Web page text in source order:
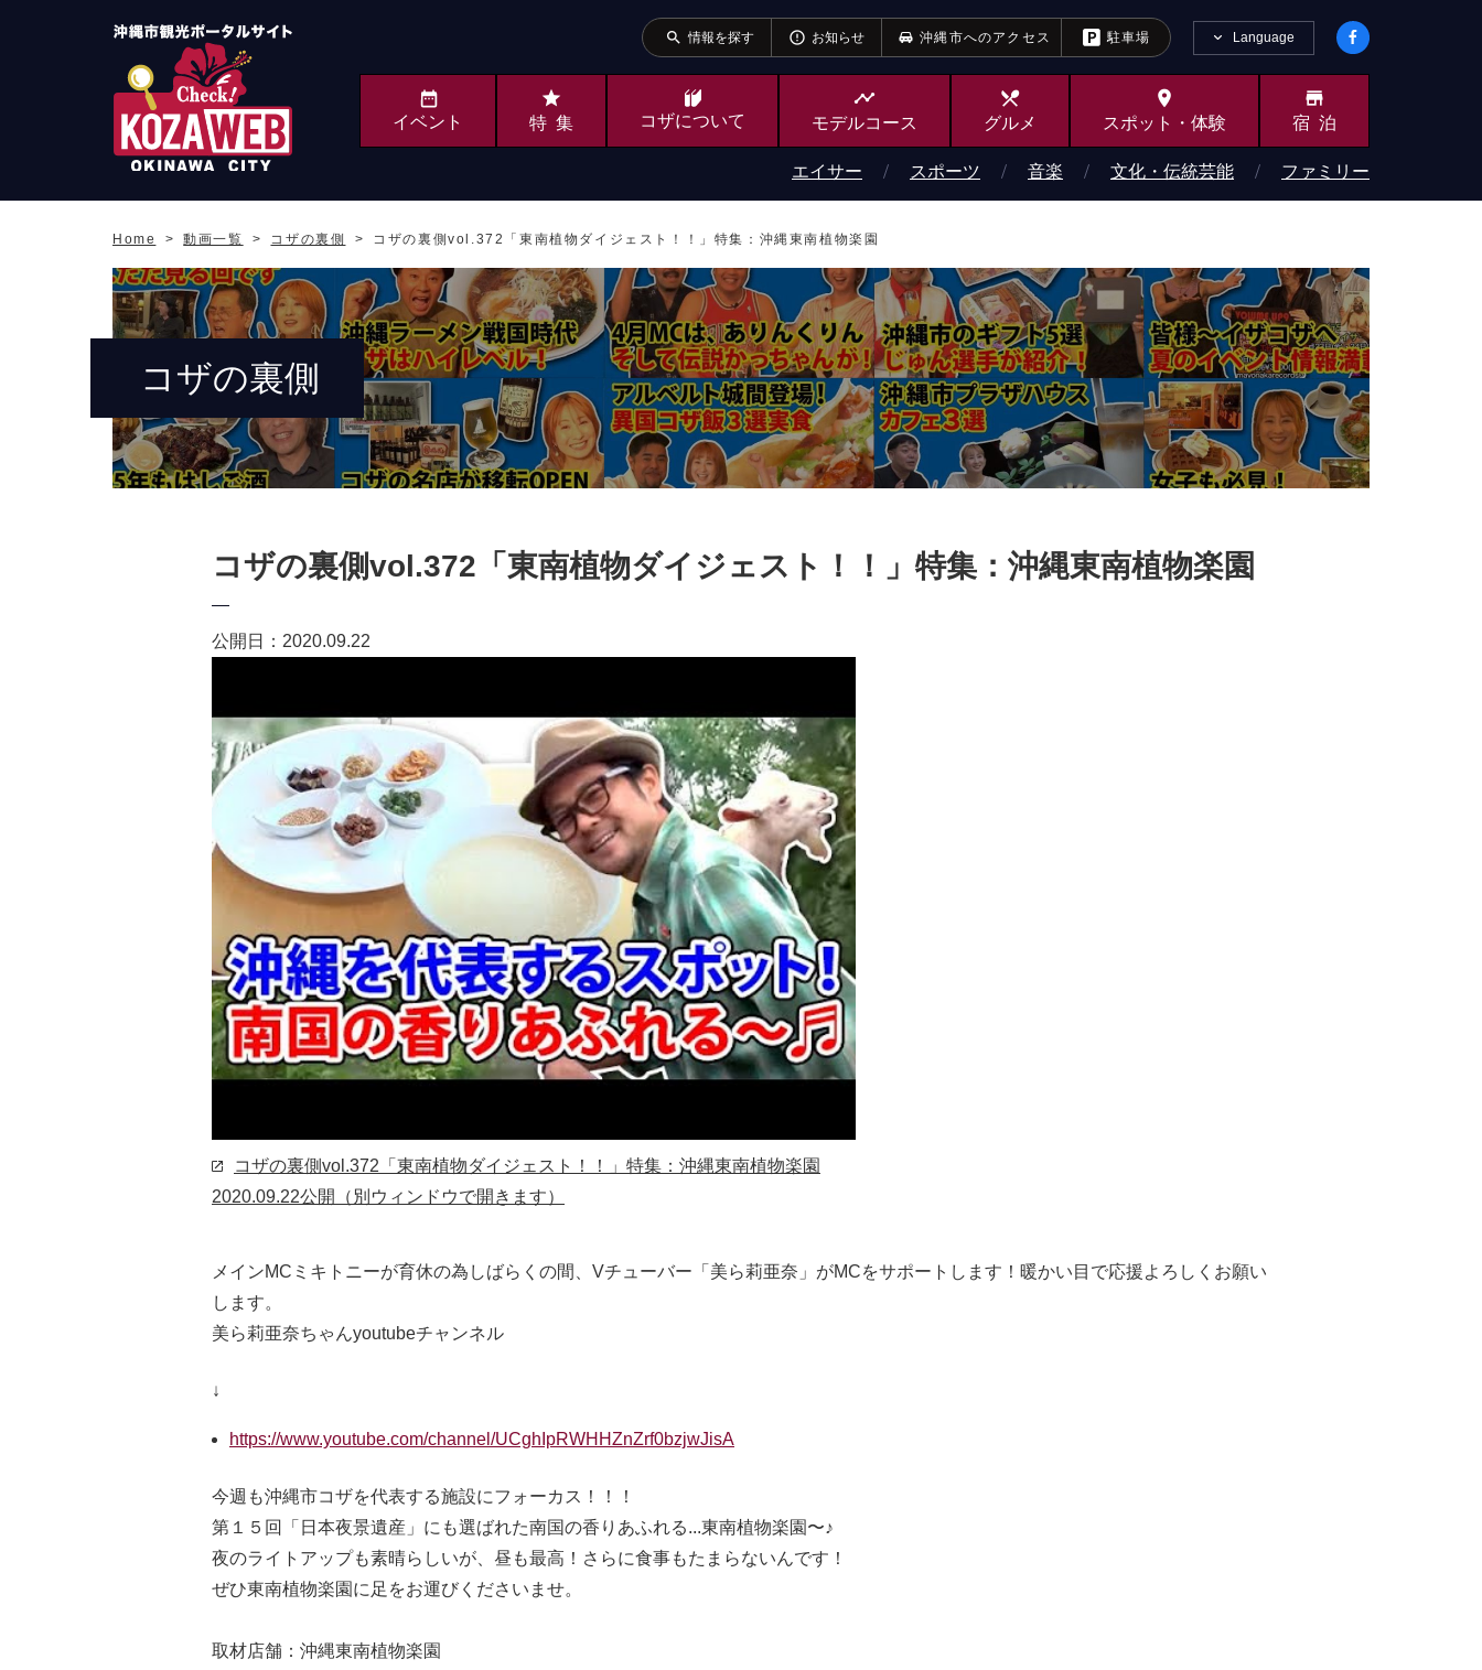
search 情報を探す error_outline お知らせ 沖縄市へのアクセス 駐車場 Language
OKINAWA CITY
イベント
star
特集 コザについて
timeline
モデルコース
local_dining
グルメ
place
スポット・ 体験
store
宿泊
エイサー スポーツ 音楽 文化・伝統芸能 ファミリー
Home 動画一覧 コザの裏側 コザの裏側vol.372「東南植物ダイジェスト！！」特集：沖縄東南植物楽園
コザの裏側
コザの裏側vol.372「東南植物ダイジェスト！！」特集：沖縄東南植物楽園
公開日：2020.09.22
コザの裏側vol.372「東南植物ダイジェスト！！」特集：沖縄東南植物楽園
2020.09.22公開
（別ウィンドウで開きます）
メインMCミキトニーが育休の為しばらくの間、Vチューバー「美ら莉亜奈」がMCをサポートします！暖かい目で応援よろしくお願い
します。
美ら莉亜奈ちゃんyoutubeチャンネル
↓
https://www.youtube.com/channel/UCghIpRWHHZnZrf0bzjwJisA
今週も沖縄市コザを代表する施設にフォーカス！！！
第１５回「日本夜景遺産」にも選ばれた南国の香りあふれる...東南植物楽園〜♪
夜のライトアップも素晴らしいが、昼も最高！さらに食事もたまらないんです！
ぜひ東南植物楽園に足をお運びくださいませ。
取材店舗：沖縄東南植物楽園